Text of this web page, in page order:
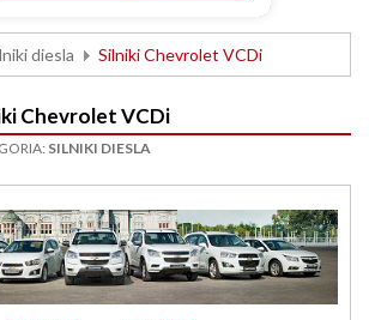
diesla Silniki Chevrolet VCDi
Chevrolet VCDi
SILNIKI DIESLA